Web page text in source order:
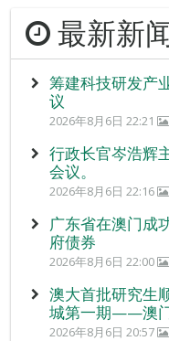
最新新
筹建科技研发产
议
2026年8月6日 22:21
行政长官岑浩辉
会议。
2026年8月6日 22:16
广东省在澳门成
府债券
2026年8月6日 22:00
澳大首批研究生
城第一期——澳门
2026年8月6日 20:57